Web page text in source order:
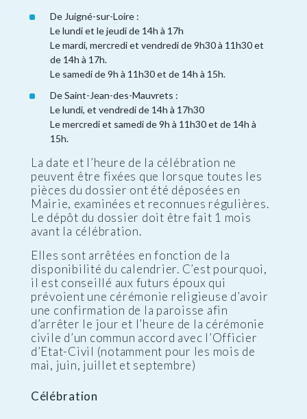
De Juigné-sur-Loire :
Le lundi et le jeudi de 14h à 17h
Le mardi, mercredi et vendredi de 9h30 à 11h30 et
de 14h à 17h.
Le samedi de 9h à 11h30 et de 14h à 15h.
De Saint-Jean-des-Mauvrets :
Le lundi, et vendredi de 14h à 17h30
Le mercredi et samedi de 9h à 11h30 et de 14h à
15h.
La date et l’heure de la célébration ne
peuvent être fixées que lorsque toutes les
pièces du dossier ont été déposées en
Mairie, examinées et reconnues régulières.
Le dépôt du dossier doit être fait 1 mois
avant la célébration.
Elles sont arrêtées en fonction de la
disponibilité du calendrier. C’est pourquoi,
il est conseillé aux futurs époux qui
prévoient une cérémonie religieuse d’avoir
une confirmation de la paroisse afin
d’arrêter le jour et l’heure de la cérémonie
civile d’un commun accord avec l’Officier
d’Etat-Civil (notamment pour les mois de
mai, juin, juillet et septembre)
Célébration